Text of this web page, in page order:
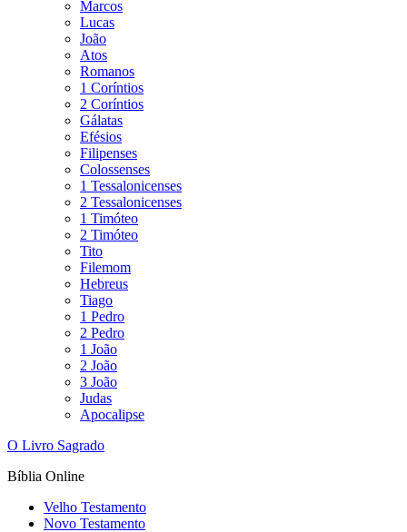
Marcos
Lucas
João
Atos
Romanos
1 Coríntios
2 Coríntios
Gálatas
Efésios
Filipenses
Colossenses
1 Tessalonicenses
2 Tessalonicenses
1 Timóteo
2 Timóteo
Tito
Filemom
Hebreus
Tiago
1 Pedro
2 Pedro
1 João
2 João
3 João
Judas
Apocalipse
O Livro Sagrado
Bíblia Online
Velho Testamento
Novo Testamento